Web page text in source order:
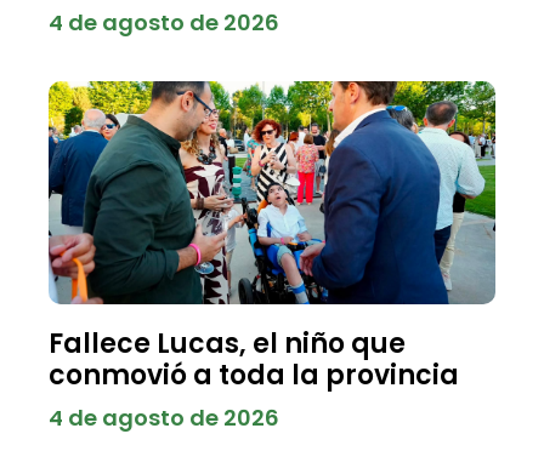
4 de agosto de 2026
Fallece Lucas, el niño que
conmovió a toda la provincia
4 de agosto de 2026